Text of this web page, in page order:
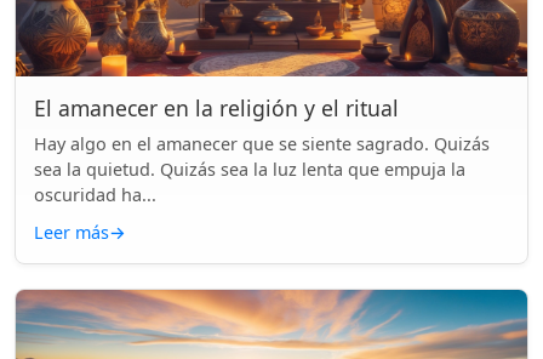
El amanecer en la religión y el ritual
Hay algo en el amanecer que se siente sagrado. Quizás
sea la quietud. Quizás sea la luz lenta que empuja la
oscuridad ha...
Leer más→